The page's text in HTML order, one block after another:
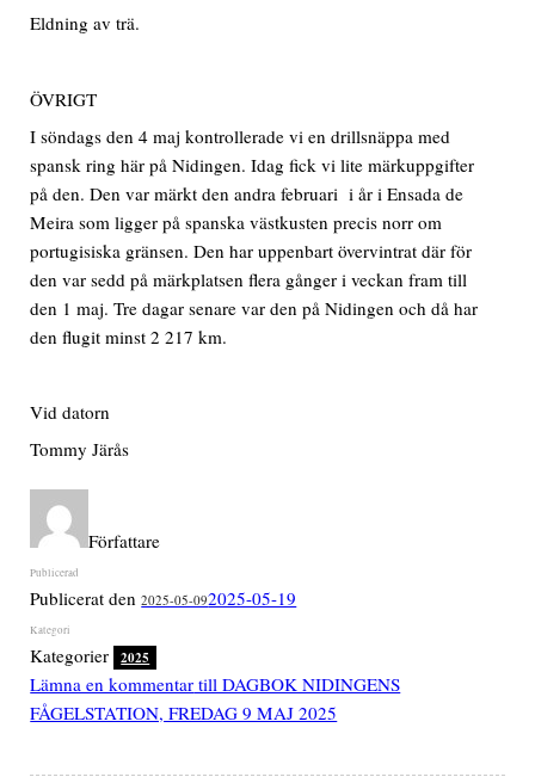
Eldning av trä.
ÖVRIGT
I söndags den 4 maj kontrollerade vi en drillsnäppa med
spansk ring här på Nidingen. Idag fick vi lite märkuppgifter
på den. Den var märkt den andra februari i år i Ensada de
Meira som ligger på spanska västkusten precis norr om
portugisiska gränsen. Den har uppenbart övervintrat där för
den var sedd på märkplatsen flera gånger i veckan fram till
den 1 maj. Tre dagar senare var den på Nidingen och då har
den flugit minst 2 217 km.
Vid datorn
Tommy Järås
Författare
Publicerat den2025-05-092025-05-19
Kategorier 2025
Lämna en kommentar till DAGBOK NIDINGENS
FÅGELSTATION, FREDAG 9 MAJ 2025